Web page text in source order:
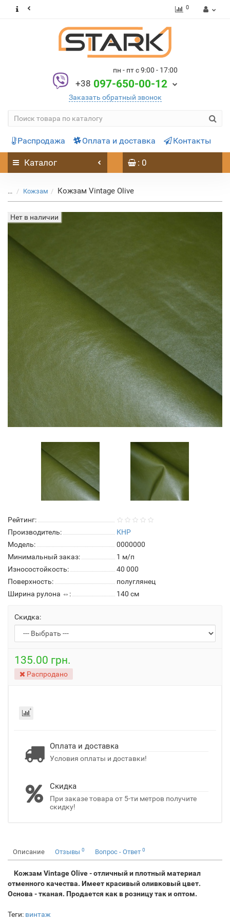
0
пн - пт с 9:00 - 17:00
+38 097-650-00-12
Заказать обратный звонок
Распродажа Оплата и доставка Контакты
Каталог : 0
... Кожзам Кожзам Vintage Olive
Нет в наличии
Рейтинг:
Производитель:
КНР
Модель:
0000000
Минимальный заказ:
1 м/п
Износостойкость:
40 000
Поверхность:
полуглянец
Ширина рулона ⇔:
140 см
Скидка:
135.00 грн.
Распродано
Оплата и доставка
Условия оплаты и доставки!
Скидка
При заказе товара от 5-ти метров получите
скидку!
Описание Отзывы 0 Вопрос - Ответ 0
Кожзам Vintage Olive - отличный и плотный материал
отменного качества. Имеет красивый оливковый цвет.
Основа - тканая. Продается как в розницу так и оптом.
Теги: винтаж